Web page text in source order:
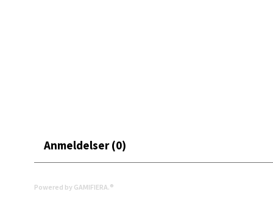
Anmeldelser (0)
Powered by GAMIFIERA.®